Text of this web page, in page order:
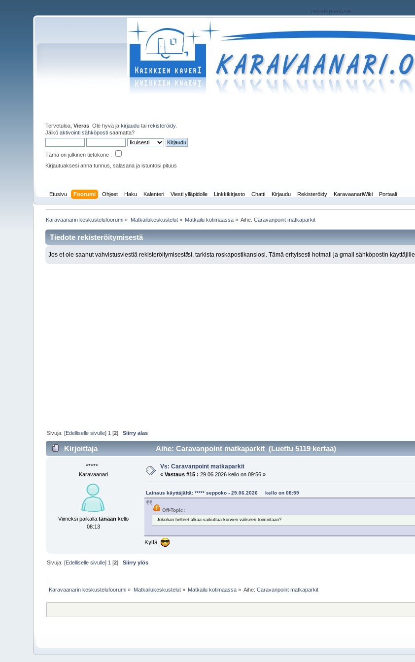
rekisteriseloste
Tervetuloa,Vieras . Ole hyvä jakirjaudu tairekisteröidy.
Jäiköaktivointi sähköposti saamatta?
Tämä on julkinen tietokone :
Kirjautuaksesi anna tunnus, salasana ja istuntosi pituus
Etusivu Foorumi Ohjeet Haku Kalenteri Viesti ylläpidolle Linkkikirjasto Chatti Kirjaudu Rekisteröidy KaravaanariWiki Portaali
Karavaanarin keskustelufoorumi » Matkailukeskustelut» Matkailu kotimaassa » Aihe:Caravanpoint matkaparkit
Tiedote rekisteröitymisestä
Jos et ole saanut vahvistusviestiä rekisteröitymisestäsi, tarkista roskapostikansiosi. Tämä erityisesti hotmail ja gmail sähköpostin käyttäjille.
Sivuja: [Edelliselle sivulle] 1 [2]Siirry alas
Kirjoittaja Aihe: Caravanpoint matkaparkit (Luettu 5119 kertaa)
*****
Karavaanari
Viimeksi paikalla:tänään kello
08:13
Vs: Caravanpoint matkaparkit
«Vastaus #15 : 29.06.2026 kello on 09:56 »
Lainaus käyttäjältä: ***** seppoko - 29.06.2026 kello on 08:59
Off-Topic:
Jokohan helteet alkaa vaikuttaa korvien väliseen toimintaan?
Kyllä
Sivuja:[Edelliselle sivulle] 1 [2]Siirry ylös
Karavaanarin keskustelufoorumi » Matkailukeskustelut» Matkailu kotimaassa » Aihe:Caravanpoint matkaparkit